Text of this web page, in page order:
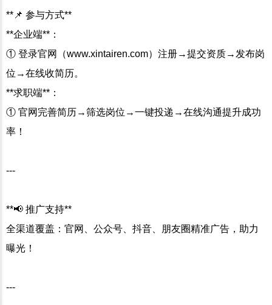
**📌 参与方式**
**企业端**：
① 登录官网（www.xintairen.com）注册→提交资质→发布岗
位→在线收简历。
**求职端**：
① 官网完善简历→筛选岗位→一键投递→在线沟通提升成功
率！
---
**📢 推广支持**
全渠道覆盖：官网、公众号、抖音、朋友圈精准广告，助力
曝光！
---